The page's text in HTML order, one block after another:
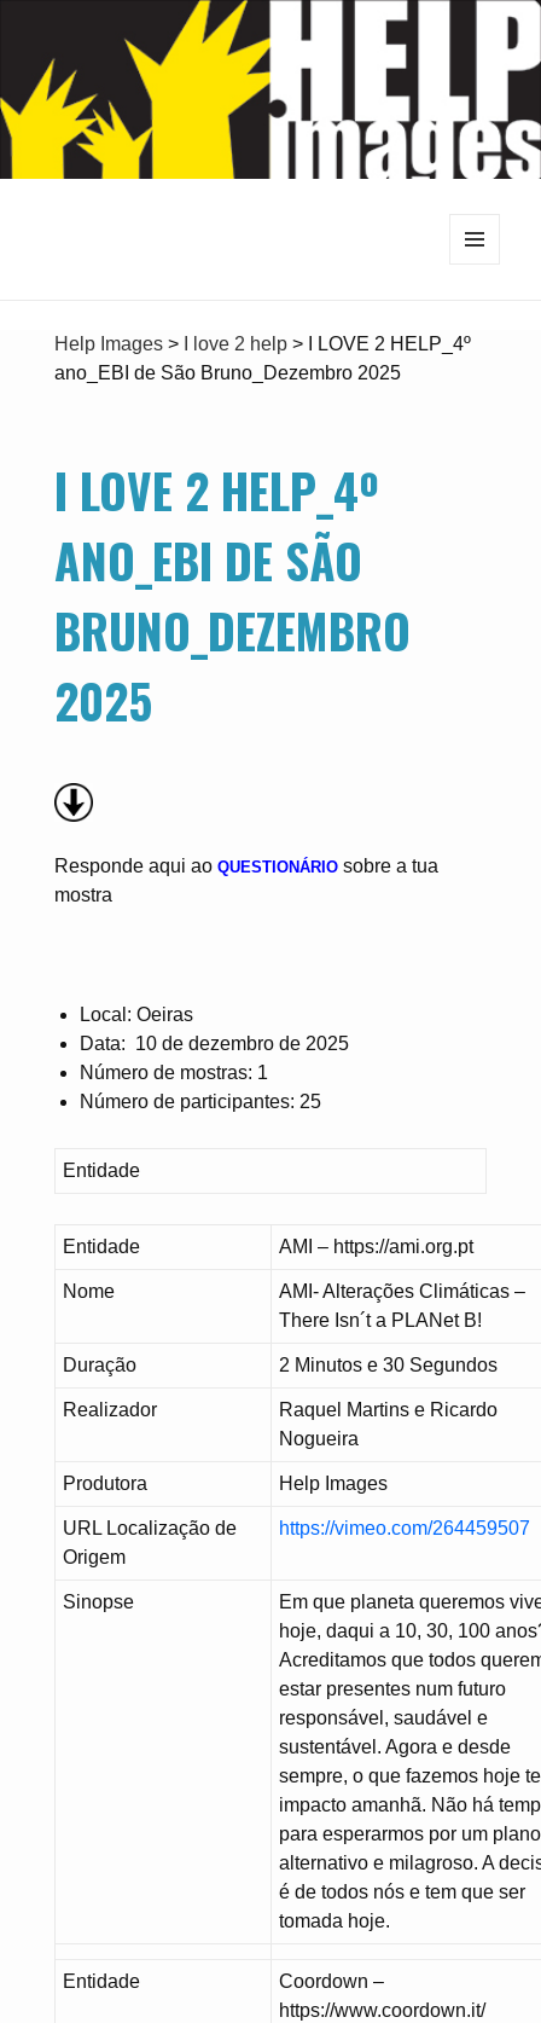
Help Images> I love 2 help>
I LOVE 2 HELP_4º
ano_EBI de São Bruno_Dezembro 2025
I LOVE 2 HELP_4º
ANO_EBI DE SÃO
BRUNO_DEZEMBRO
2025
Responde aqui ao QUESTIONÁRIO sobre a tua
mostra
Local: Oeiras
Data: 10 de dezembro de 2025
Número de mostras: 1
Número de participantes: 25
Entidade
Entidade AMI – https://ami.org.pt
Nome
AMI- Alterações Climáticas –
There Isn´t a PLANet B!
Duração 2 Minutos e 30 Segundos
Realizador
Raquel Martins e Ricardo
Nogueira
Produtora Help Images
URL Localização de
Origem
https://vimeo.com/264459507
Sinopse
Em que planeta queremos
hoje, daqui a 10, 30, 100
Acreditamos que todos
estar presentes num futuro
responsável, saudável e
sustentável. Agora e desde
sempre, o que fazemos hoje
impacto amanhã. Não há
para esperarmos por um
alternativo e milagroso. A
é de todos nós e tem que ser
tomada hoje.
Entidade
Coordown –
https://www.coordown.it/